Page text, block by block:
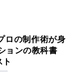
ロの制作術が身
ョンの教科書
ト